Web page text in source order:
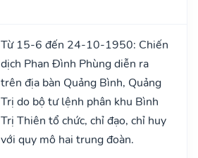
Từ 15-6 đến 24-10-1950: Chiến
dịch Phan Đình Phùng diễn ra
trên địa bàn Quảng Bình, Quảng
Trị do bộ tư lệnh phân khu Bình
Trị Thiên tổ chức, chỉ đạo, chỉ huy
với quy mô hai trung đoàn.